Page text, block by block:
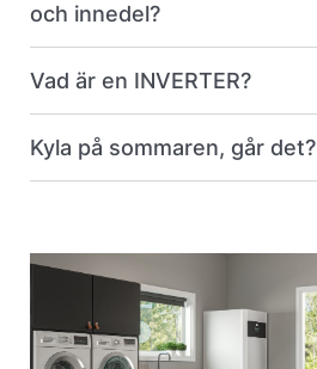
och innedel?
Vad är en INVERTER?
Kyla på sommaren, går det?